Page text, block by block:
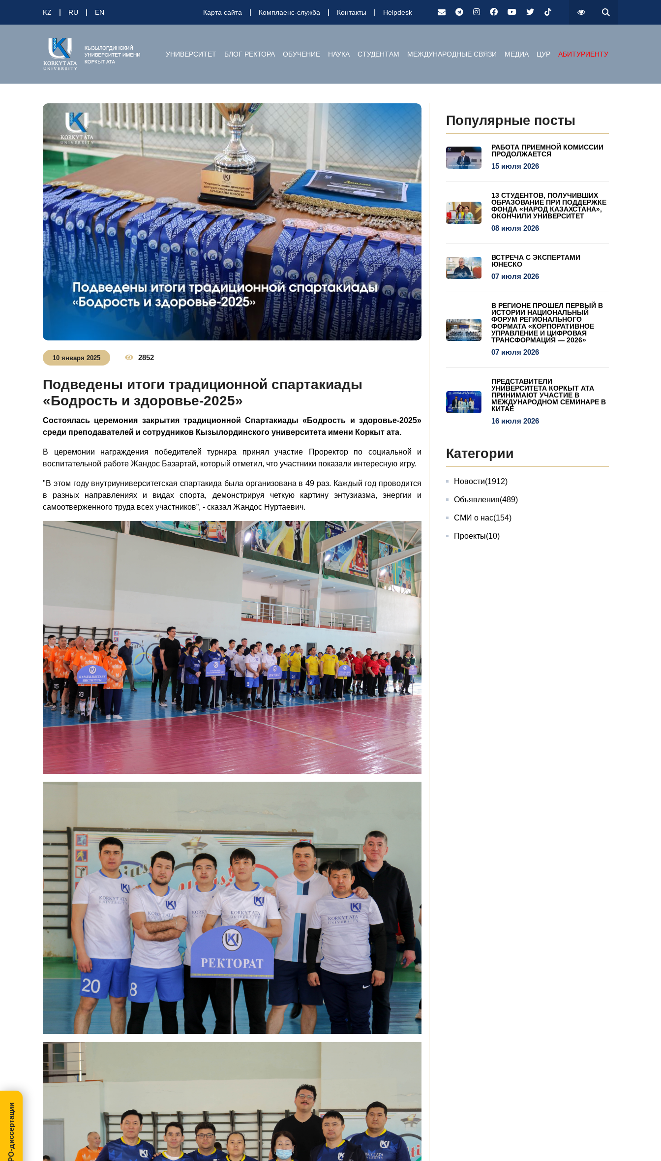
KZ RU EN Карта сайта Комплаенс-служба Контакты Helpdesk
УНИВЕРСИТЕТ БЛОГ РЕКТОРА ОБУЧЕНИЕ НАУКА СТУДЕНТАМ МЕЖДУНАРОДНЫЕ СВЯЗИ МЕДИА ЦУР АБИТУРИЕНТУ
10 января 2025 2852
Подведены итоги традиционной спартакиады
«Бодрость и здоровье-2025»
Состоялась церемония закрытия традиционной Спартакиады «Бодрость и здоровье-2025»
среди преподавателей и сотрудников Кызылординского университета имени Коркыт ата.
В церемонии награждения победителей турнира принял участие Проректор по социальной и
воспитательной работе Жандос Базартай, который отметил, что участники показали интересную игру.
"В этом году внутриуниверситетская спартакида была организована в 49 раз. Каждый год проводится
в разных направлениях и видах спорта, демонстрируя четкую картину энтузиазма, энергии и
самоотверженного труда всех участников”, - сказал Жандос Нуртаевич.
Популярные посты
РАБОТА ПРИЕМНОЙ КОМИССИИ
ПРОДОЛЖАЕТСЯ
15 июля 2026
13 СТУДЕНТОВ, ПОЛУЧИВШИХ
ОБРАЗОВАНИЕ ПРИ ПОДДЕРЖКЕ
ФОНДА «НАРОД КАЗАХСТАНА»,
ОКОНЧИЛИ УНИВЕРСИТЕТ
08 июля 2026
ВСТРЕЧА С ЭКСПЕРТАМИ
ЮНЕСКО
07 июля 2026
В РЕГИОНЕ ПРОШЕЛ ПЕРВЫЙ В
ИСТОРИИ НАЦИОНАЛЬНЫЙ
ФОРУМ РЕГИОНАЛЬНОГО
ФОРМАТА «КОРПОРАТИВНОЕ
УПРАВЛЕНИЕ И ЦИФРОВАЯ
ТРАНСФОРМАЦИЯ — 2026»
07 июля 2026
ПРЕДСТАВИТЕЛИ
УНИВЕРСИТЕТА КОРКЫТ АТА
ПРИНИМАЮТ УЧАСТИЕ В
МЕЖДУНАРОДНОМ СЕМИНАРЕ В
КИТАЕ
16 июля 2026
Категории
Новости(1912)
Объявления(489)
СМИ о нас(154)
Проекты(10)
МегаПРО-диссертации